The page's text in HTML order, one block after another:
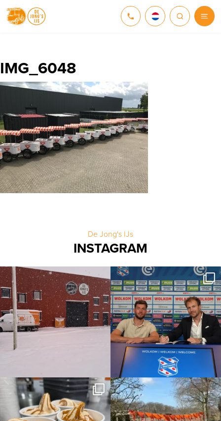
NEDERLANDS
ENGLISH
IMG_6048
De Jong's IJs
INSTAGRAM